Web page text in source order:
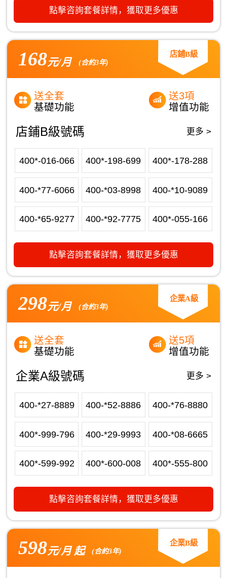
點擊咨詢套餐詳情，獲取更多優惠
168元/月 (合約3年)
店鋪B級
送全套
基礎功能
送3項
增值功能
店鋪B級號碼 更多 >
400*-016-066 400*-198-699 400*-178-288
400-*77-6066 400-*03-8998 400-*10-9089
400-*65-9277 400-*92-7775 400*-055-166
點擊咨詢套餐詳情，獲取更多優惠
298元/月 (合約3年)
企業A級
送全套
基礎功能
送5項
增值功能
企業A級號碼 更多 >
400-*27-8889 400-*52-8886 400-*76-8880
400*-999-796 400-*29-9993 400-*08-6665
400*-599-992 400*-600-008 400*-555-800
點擊咨詢套餐詳情，獲取更多優惠
598元/月 起 (合約3年)
企業B級